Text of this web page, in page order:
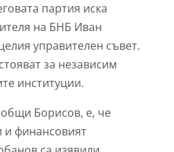
партия иска
на БНБ Иван
управителен съвет.
за независим
институции.
Борисов, е, че
финансовият